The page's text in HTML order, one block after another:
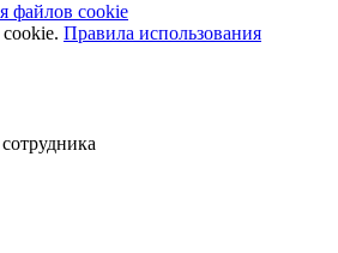
файлов cookie
Правила использования